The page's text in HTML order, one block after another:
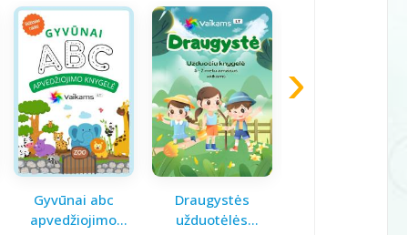
Gyvūnai abc
apvedžiojimo
Draugystės
užduotėlės